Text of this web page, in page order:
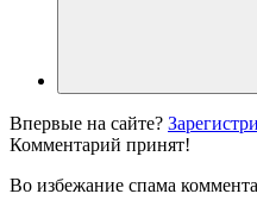
Впервые на сайте?
Комментарий принят!
Во избежание спама